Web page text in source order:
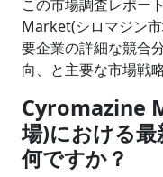
この市場調査レポー
Market(シロマジン
要企業の詳細な競合
向、と主要な市場戦
Cyromazine
場)における
何ですか？